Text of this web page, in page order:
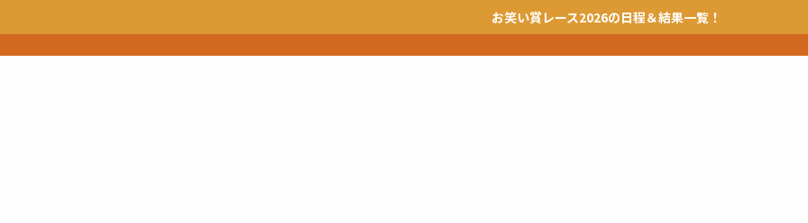
お笑い賞レース2026の日程＆結果一覧！